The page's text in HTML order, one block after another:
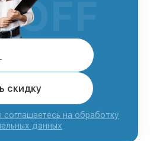
скидку
соглашаетесь на обработку
данных
OFF